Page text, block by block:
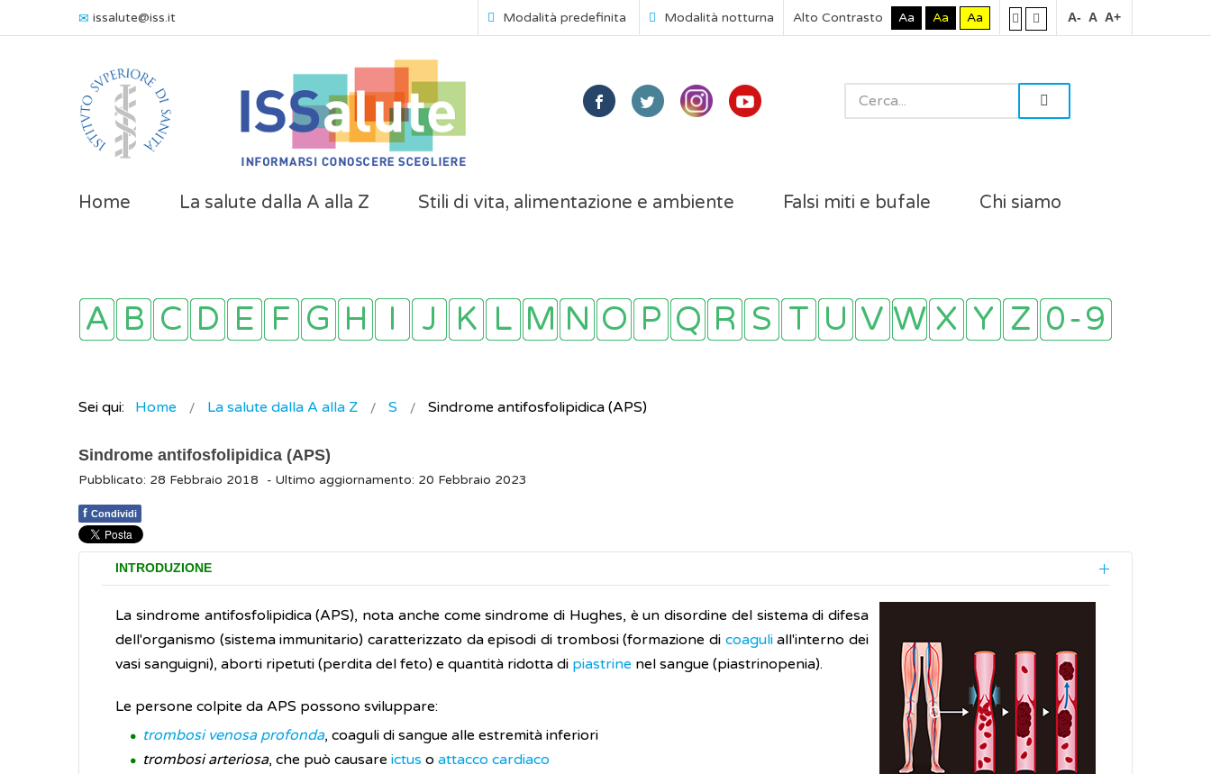
issalute@iss.it Modalità predefinita Modalità notturna Alto Contrasto Aa Aa Aa A- A A+
Home La salute dalla A alla Z Stili di vita, alimentazione e ambiente Falsi miti e bufale Chi siamo
Sei qui: Home La salute dalla A alla Z S Sindrome antifosfolipidica (APS)
Sindrome antifosfolipidica (APS)
Pubblicato: 28 Febbraio 2018 - Ultimo aggiornamento: 20 Febbraio 2023
f Condividi
INTRODUZIONE
La sindrome antifosfolipidica (APS), nota anche come sindrome di Hughes, è un disordine del sistema di difesa
dell'organismo (sistema immunitario) caratterizzato da episodi di trombosi (formazione di coaguliall'interno dei
vasi sanguigni), aborti ripetuti (perdita del feto) e quantità ridotta di piastrine nel sangue (piastrinopenia).
Le persone colpite da APS possono sviluppare:
trombosi venosa profonda, coaguli di sangue alle estremità inferiori
trombosi arteriosa, che può causare ictus o attacco cardiaco